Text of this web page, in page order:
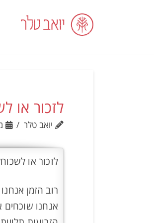
לזכור או
יואב טלר
לזכור או
רוב הזמן
אנחנו שוכחים